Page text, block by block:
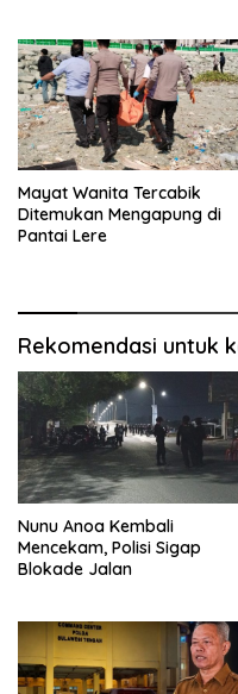
Mayat Wanita Tercabik
Ditemukan Mengapung di
Pantai Lere
Rekomendasi untuk
Nunu Anoa Kembali
Mencekam, Polisi Sigap
Blokade Jalan